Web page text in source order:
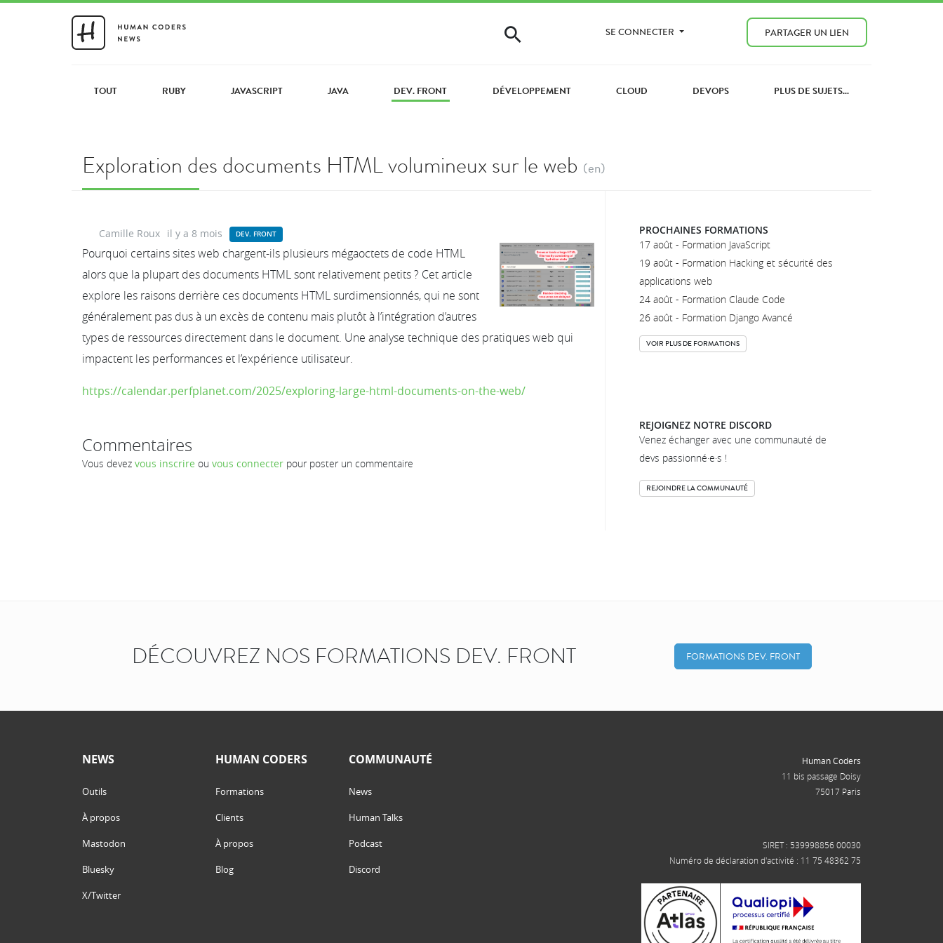
SE CONNECTER PARTAGER UN LIEN
TOUT RUBY JAVASCRIPT JAVA DEV. FRONT DÉVELOPPEMENT CLOUD DEVOPS PLUS DE SUJETS...
Exploration des documents HTML volumineux sur le web (en)
Camille Roux il y a 8 mois DEV. FRONT
Pourquoi certains sites web chargent-ils plusieurs mégaoctets de code HTML
alors que la plupart des documents HTML sont relativement petits ? Cet article
explore les raisons derrière ces documents HTML surdimensionnés, qui ne sont
généralement pas dus à un excès de contenu mais plutôt à l’intégration d’autres
types de ressources directement dans le document. Une analyse technique des pratiques web qui
impactent les performances et l’expérience utilisateur.
https://calendar.perfplanet.com/2025/exploring-large-html-documents-on-the-web/
Commentaires
Vous devez vous inscrire ou vous connecter pour poster un commentaire
PROCHAINES FORMATIONS
17 août - Formation JavaScript
19 août - Formation Hacking et sécurité des
applications web
24 août - Formation Claude Code
26 août - Formation Django Avancé
VOIR PLUS DE FORMATIONS
REJOIGNEZ NOTRE DISCORD
Venez échanger avec une communauté de
devs passionné·e·s !
REJOINDRE LA COMMUNAUTÉ
DÉCOUVREZ NOS FORMATIONS DEV. FRONT FORMATIONS DEV. FRONT
NEWS
Outils
À propos
Mastodon
Bluesky
X/Twitter
HUMAN CODERS
Formations
Clients
À propos
Blog
COMMUNAUTÉ
News
Human Talks
Podcast
Discord
Human Coders
11 bis passage Doisy
75017 Paris
SIRET : 539998856 00030
Numéro de déclaration d'activité : 11 75 48362 75